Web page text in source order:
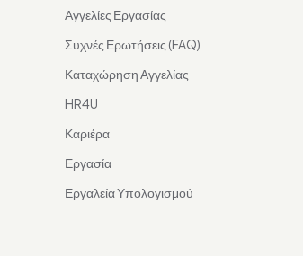
Αγγελίες Εργασίας
Συχνές Ερωτήσεις (FAQ)
Καταχώρηση Αγγελίας
HR4U
Καριέρα
Εργασία
Εργαλεία Υπολογισμού